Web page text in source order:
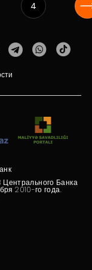
4
Банка
2010-го года.